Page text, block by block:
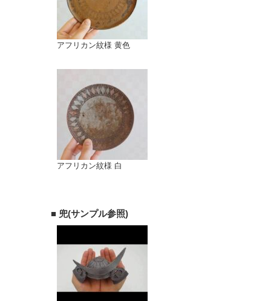
アフリカン紋様 黄色
アフリカン紋様 白
■ 兜(サンプル参照)